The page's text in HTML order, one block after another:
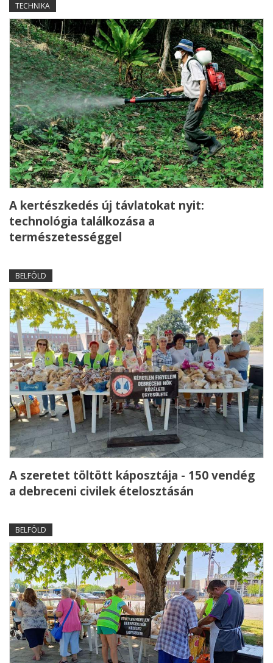
TECHNIKA
A kertészkedés új távlatokat nyit:
technológia találkozása a
természetességgel
BELFÖLD
A szeretet töltött káposztája - 150 vendég
a debreceni civilek ételosztásán
BELFÖLD